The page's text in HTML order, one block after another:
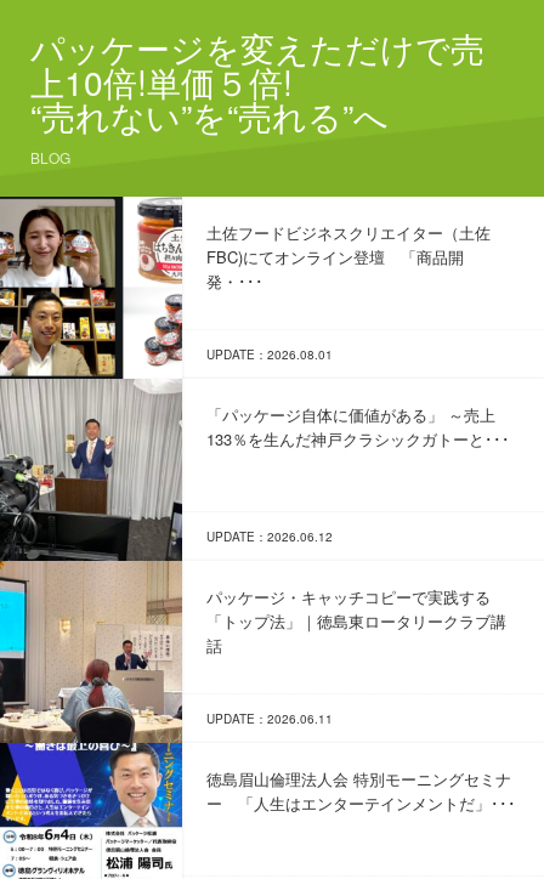
パッケージを変えただけで売
上10倍!単価５倍!
“売れない”を“売れる”へ
BLOG
土佐フードビジネスクリエイター（土佐
FBC)にてオンライン登壇 「商品開
発・･･･
UPDATE：2026.08.01
「パッケージ自体に価値がある」 ～売上
133％を生んだ神戸クラシックガトーと･･･
UPDATE：2026.06.12
パッケージ・キャッチコピーで実践する
「トップ法」｜徳島東ロータリークラブ講
話
UPDATE：2026.06.11
徳島眉山倫理法人会 特別モーニングセミナ
ー 「人生はエンターテインメントだ」･･･